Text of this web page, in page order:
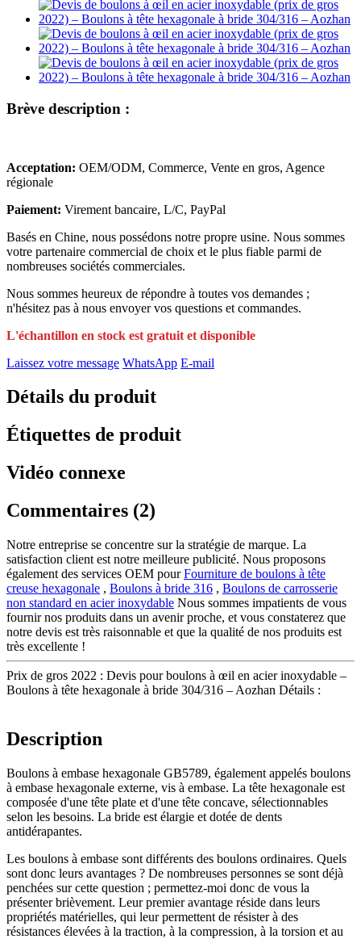
Brève description :
Acceptation: OEM/ODM, Commerce, Vente en gros, Agence
régionale
Paiement: Virement bancaire, L/C, PayPal
Basés en Chine, nous possédons notre propre usine. Nous sommes
votre partenaire commercial de choix et le plus fiable parmi de
nombreuses sociétés commerciales.
Nous sommes heureux de répondre à toutes vos demandes ;
n'hésitez pas à nous envoyer vos questions et commandes.
L'échantillon en stock est gratuit et disponible
Laissez votre message WhatsApp E-mail
Détails du produit
Étiquettes de produit
Vidéo connexe
Commentaires (2)
Notre entreprise se concentre sur la stratégie de marque. La
satisfaction client est notre meilleure publicité. Nous proposons
également des services OEM pourFourniture de boulons à tête
creuse hexagonale , Boulons à bride 316 , Boulons de carrosserie
non standard en acier inoxydable Nous sommes impatients de vous
fournir nos produits dans un avenir proche, et vous constaterez que
notre devis est très raisonnable et que la qualité de nos produits est
très excellente !
Prix de gros 2022 : Devis pour boulons à œil en acier inoxydable –
Boulons à tête hexagonale à bride 304/316 – Aozhan Détails :
Description
Boulons à embase hexagonale GB5789, également appelés boulons
à embase hexagonale externe, vis à embase. La tête hexagonale est
composée d'une tête plate et d'une tête concave, sélectionnables
selon les besoins. La bride est élargie et dotée de dents
antidérapantes.
Les boulons à embase sont différents des boulons ordinaires. Quels
sont donc leurs avantages ? De nombreuses personnes se sont déjà
penchées sur cette question ; permettez-moi donc de vous la
présenter brièvement. Leur premier avantage réside dans leurs
propriétés matérielles, qui leur permettent de résister à des
résistances élevées à la traction, à la compression, à la torsion et au